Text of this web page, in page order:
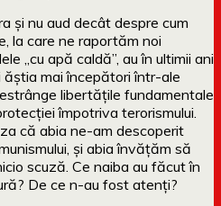
și nu aud decât despre cum
la care ne raportăm noi
„cu apă caldă”, au în ultimii ani
mai începători într-ale
libertățile fundamentale
împotriva terorismului.
că abia ne-am descoperit
și abia învățăm să
scuză. Ce naiba au făcut în
De ce n-au fost atenți?